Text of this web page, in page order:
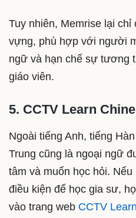
Tuy nhiên, Memrise lại
vựng, phù hợp với người
ngữ và hạn chế sự tương
giáo viên.
5. CCTV Learn
Ngoài tiếng Anh, tiếng
Trung cũng là ngoại ngữ
tâm và muốn học hỏi.
điều kiện để học gia sư,
vào trang web CCTV